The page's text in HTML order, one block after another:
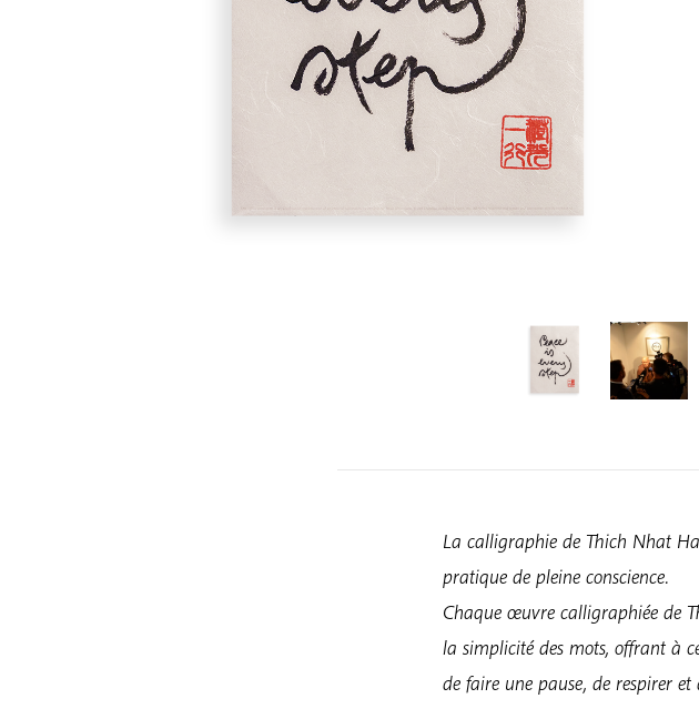
La calligraphie de Thich Nhat
pratique de pleine conscience.
Chaque œuvre calligraphiée de
la simplicité des mots, offrant à
de faire une pause, de respirer